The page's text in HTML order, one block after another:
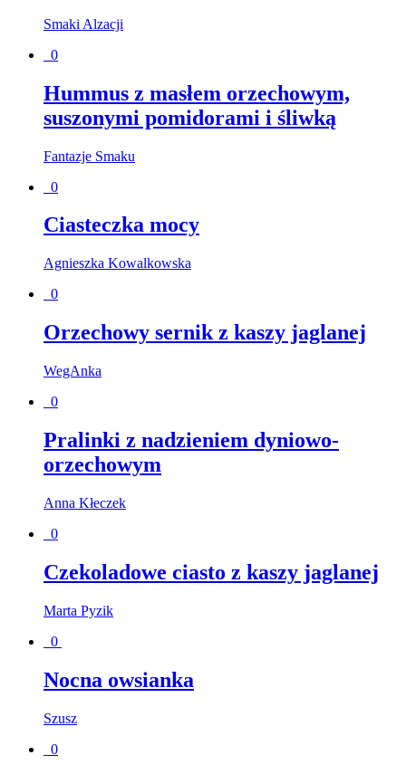
Smaki Alzacji
0
Hummus z masłem orzechowym,
suszonymi pomidorami i śliwką
Fantazje Smaku
0
Ciasteczka mocy
Agnieszka Kowalkowska
0
Orzechowy sernik z kaszy jaglanej
WegAnka
0
Pralinki z nadzieniem dyniowo-
orzechowym
Anna Kłeczek
0
Czekoladowe ciasto z kaszy jaglanej
Marta Pyzik
0
Nocna owsianka
Szusz
0